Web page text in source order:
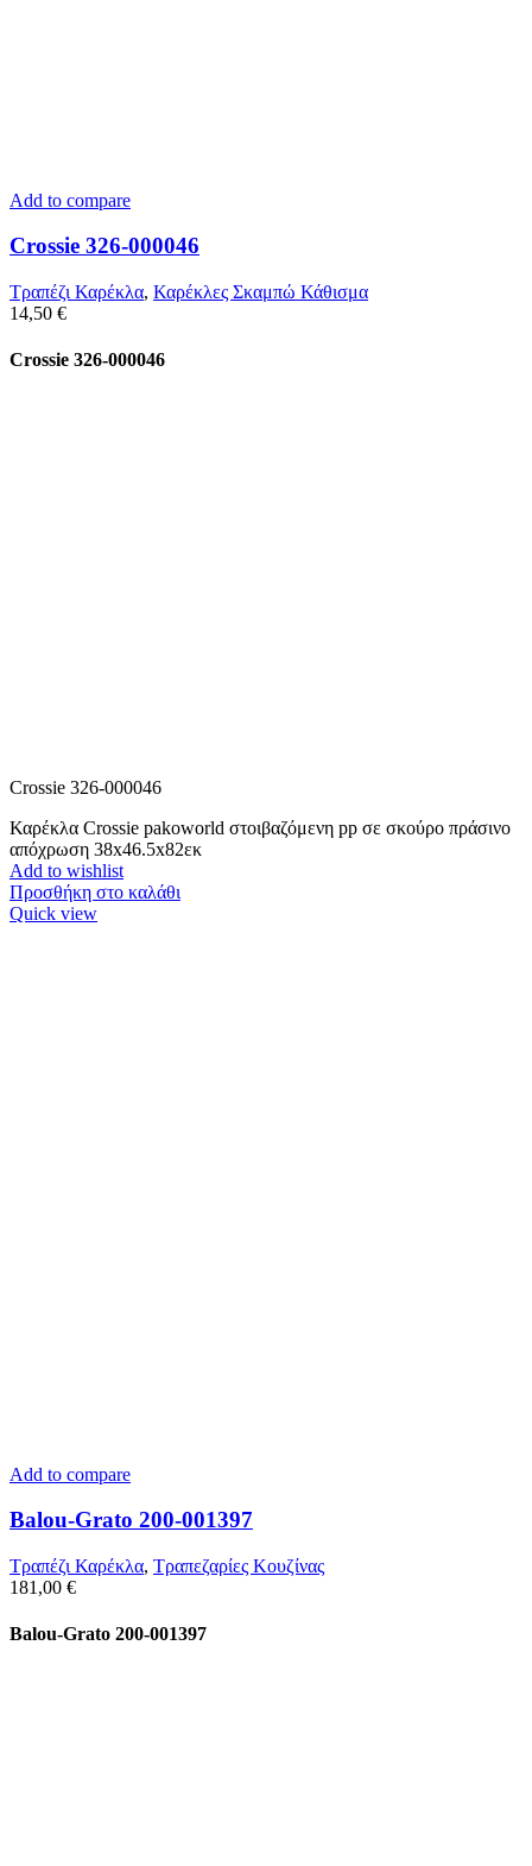
Add to compare
Crossie 326-000046
Τραπέζι Καρέκλα, Καρέκλες Σκαμπώ Κάθισμα
14,50 €
Crossie 326-000046
Crossie 326-000046
Καρέκλα Crossie pakoworld στοιβαζόμενη pp σε σκούρο πράσινο
απόχρωση 38x46.5x82εκ
Add to wishlist
Προσθήκη στο καλάθι
Quick view
Add to compare
Balou-Grato 200-001397
Τραπέζι Καρέκλα, Τραπεζαρίες Κουζίνας
181,00 €
Balou-Grato 200-001397